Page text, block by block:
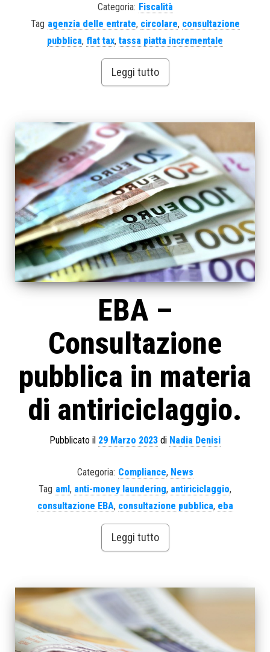
Categoria: Fiscalità
Tag agenzia delle entrate, circolare, consultazione
pubblica, flat tax, tassa piatta incrementale
Leggi tutto
EBA –
Consultazione
pubblica in materia
di antiriciclaggio.
Pubblicato il 29 Marzo 2023 di Nadia Denisi
Categoria: Compliance, News
Tag aml , anti-money laundering, antiriciclaggio,
consultazione EBA, consultazione pubblica, eba
Leggi tutto